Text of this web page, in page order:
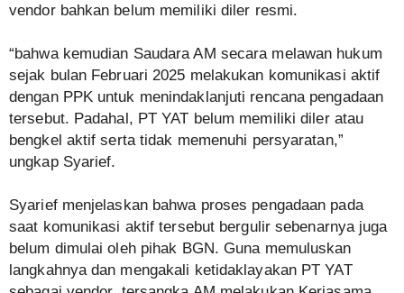
vendor bahkan belum memiliki diler resmi.
“bahwa kemudian Saudara AM secara melawan hukum
sejak bulan Februari 2025 melakukan komunikasi aktif
dengan PPK untuk menindaklanjuti rencana pengadaan
tersebut. Padahal, PT YAT belum memiliki diler atau
bengkel aktif serta tidak memenuhi persyaratan,”
ungkap Syarief.
Syarief menjelaskan bahwa proses pengadaan pada
saat komunikasi aktif tersebut bergulir sebenarnya juga
belum dimulai oleh pihak BGN. Guna memuluskan
langkahnya dan mengakali ketidaklayakan PT YAT